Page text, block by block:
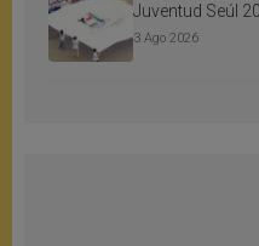
Juventud Seúl
3 Ago 2026